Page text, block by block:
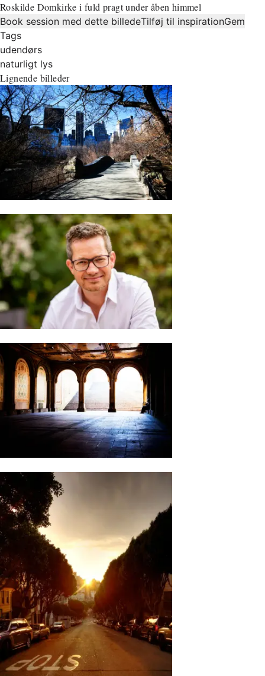
Roskilde Domkirke i fuld pragt under åben himmel
Book session med dette billedeTilføj til inspirationGem
Tags
udendørs
naturligt lys
Lignende billeder